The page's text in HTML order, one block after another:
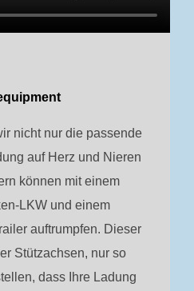
nicht nur die passende
auf Herz und Nieren
können mit einem
LKW und einem
auftrumpfen. Dieser
Stützachsen, nur so
dass Ihre Ladung